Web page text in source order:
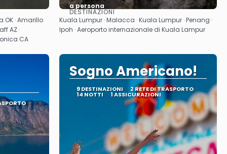
OK · Amarillo
AZ ·
CA
a persona
Vedere
DESTINAZIONI
Kuala Lumpur · Malacca · Kuala Lumpur · Penang ·
Ipoh · Aeroporto internazionale di Kuala Lampur
Sogno Americano!
9 DESTINAZIONI 2 RETE DI TRASPORTO
14 NOTTI 1 ASSICURAZIONI